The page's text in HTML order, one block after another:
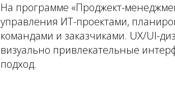
На программе «Проджект-
управления ИТ-проектами,
командами и заказчиками. UX/UI-
визуально привлекательные
подход.